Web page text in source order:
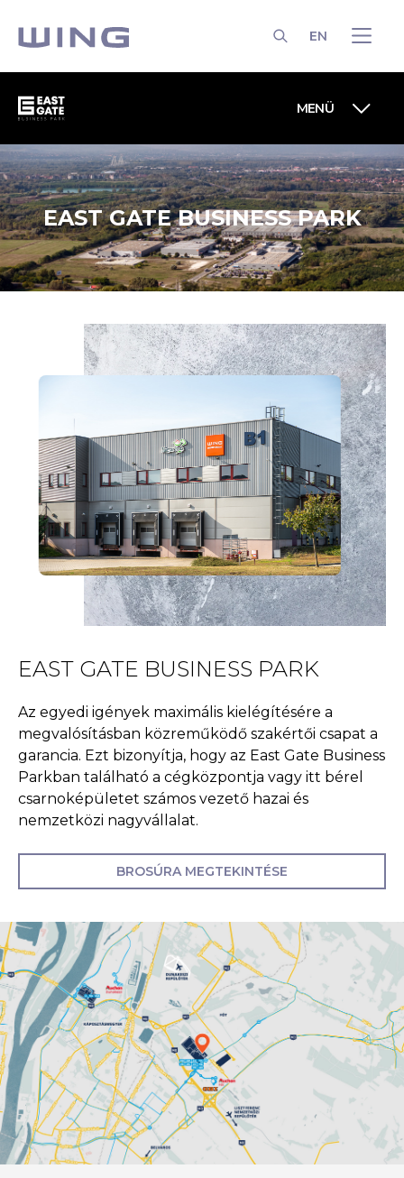
EN
MENÜ
EAST GATE BUSINESS PARK
EAST GATE BUSINESS PARK
Az egyedi igények maximális kielégítésére a
megvalósításban közreműködő szakértői csapat a
garancia. Ezt bizonyítja, hogy az East Gate Business
Parkban található a cégközpontja vagy itt bérel
csarnoképületet számos vezető hazai és
nemzetközi nagyvállalat.
BROSÚRA MEGTEKINTÉSE